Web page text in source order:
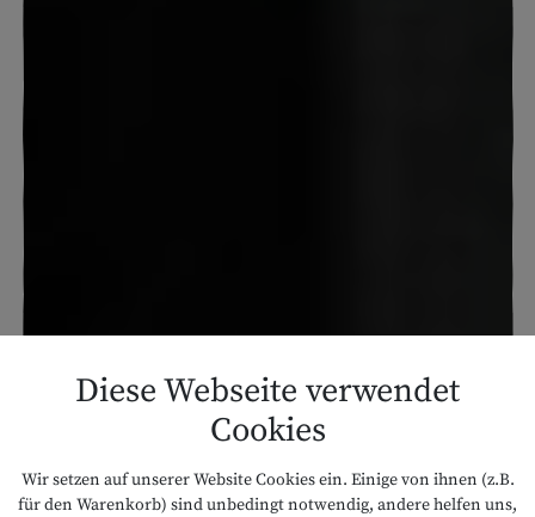
Diese Webseite verwendet
Cookies
Wir setzen auf unserer Website Cookies ein. Einige von ihnen (z.B.
für den Warenkorb) sind unbedingt notwendig, andere helfen uns,